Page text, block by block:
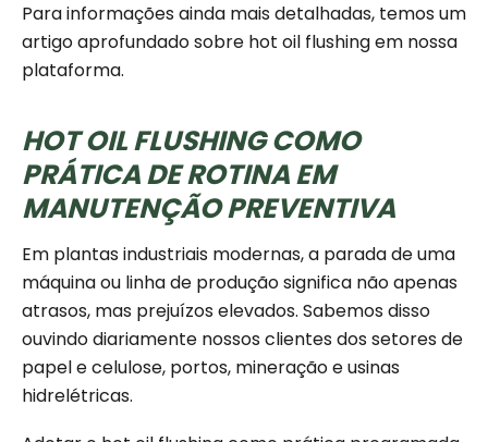
Para informações ainda mais detalhadas, temos um
artigo aprofundado sobre hot oil flushing em nossa
plataforma.
HOT OIL FLUSHING COMO
PRÁTICA DE ROTINA EM
MANUTENÇÃO PREVENTIVA
Em plantas industriais modernas, a parada de uma
máquina ou linha de produção significa não apenas
atrasos, mas prejuízos elevados. Sabemos disso
ouvindo diariamente nossos clientes dos setores de
papel e celulose, portos, mineração e usinas
hidrelétricas.